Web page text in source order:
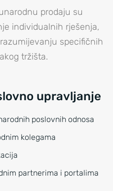
prodaju su
individualnih rješenja,
specifičnih
tržišta.
upravljanje
poslovnih odnosa
kolegama
partnerima i portalima